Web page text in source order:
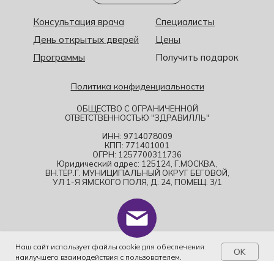
Приём Акции Цены Врачи Телеграм Звонок
ОБЩЕСТВО С ОГРАНИЧЕННОЙ
ОТВЕТСТВЕННОСТЬЮ "ЗДРАВИЛЛЬ"
ИНН: 9714078009
КПП: 771401001
ОГРН: 1257700311736
Юридический адрес: 125124, Г.МОСКВА,
ВН.ТЕР.Г. МУНИЦИПАЛЬНЫЙ ОКРУГ БЕГОВОЙ,
УЛ 1-Я ЯМСКОГО ПОЛЯ, Д. 24, ПОМЕЩ. 3/1
Политика конфиденциальности
Консультация врача
День открытых дверей
Программы
Специалисты
Цены
Получить подарок
Наш сайт использует файлы cookie для обеспечения
наилучшего взаимодействия с пользователем.
OK